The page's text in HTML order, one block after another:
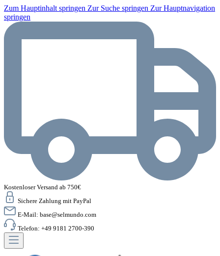
Zum Hauptinhalt springen Zur Suche springen Zur Hauptnavigation
springen
Kostenloser Versand ab 750€
Sichere Zahlung mit PayPal
E-Mail: base@selmundo.com
Telefon: +49 9181 2700-390